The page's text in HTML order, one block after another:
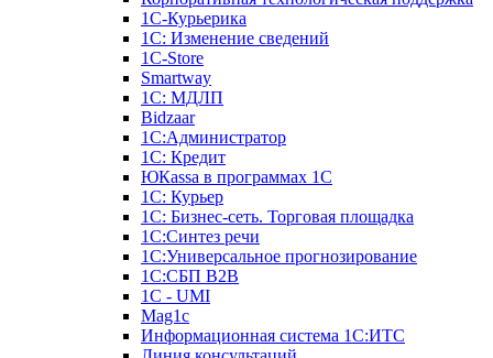
1С-Курьерика
1С: Изменение сведений
1C-Store
Smartway
1С: МДЛП
Bidzaar
1С:Администратор
1С: Кредит
ЮКаssа в программах 1С
1С: Курьер
1С: Бизнес-сеть. Торговая площадка
1С:Синтез речи
1С:Универсальное прогнозирование
1С:СБП B2B
1C - UMI
Mag1c
Информационная система 1С:ИТС